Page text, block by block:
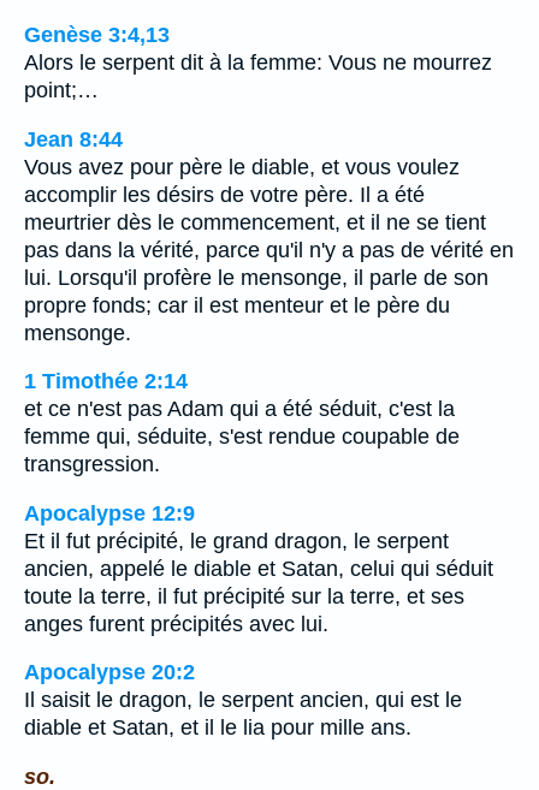
Genèse 3:4,13
Alors le serpent dit à la femme: Vous ne mourrez
point;…
Jean 8:44
Vous avez pour père le diable, et vous voulez
accomplir les désirs de votre père. Il a été
meurtrier dès le commencement, et il ne se tient
pas dans la vérité, parce qu'il n'y a pas de vérité en
lui. Lorsqu'il profère le mensonge, il parle de son
propre fonds; car il est menteur et le père du
mensonge.
1 Timothée 2:14
et ce n'est pas Adam qui a été séduit, c'est la
femme qui, séduite, s'est rendue coupable de
transgression.
Apocalypse 12:9
Et il fut précipité, le grand dragon, le serpent
ancien, appelé le diable et Satan, celui qui séduit
toute la terre, il fut précipité sur la terre, et ses
anges furent précipités avec lui.
Apocalypse 20:2
Il saisit le dragon, le serpent ancien, qui est le
diable et Satan, et il le lia pour mille ans.
so.